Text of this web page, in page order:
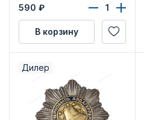
590 ₽
В корзину
Дилер